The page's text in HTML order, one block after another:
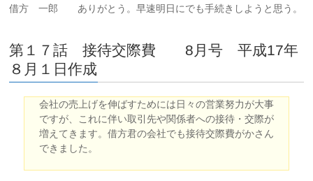
借方 一郎 ありがとう。早速明日にでも手続きしようと思う。
第１７話 接待交際費 8月号 平成17年
８月１日作成
会社の売上げを伸ばすためには日々の営業努力が大事
ですが、これに伴い取引先や関係者への接待・交際が
増えてきます。借方君の会社でも接待交際費がかさん
できました。